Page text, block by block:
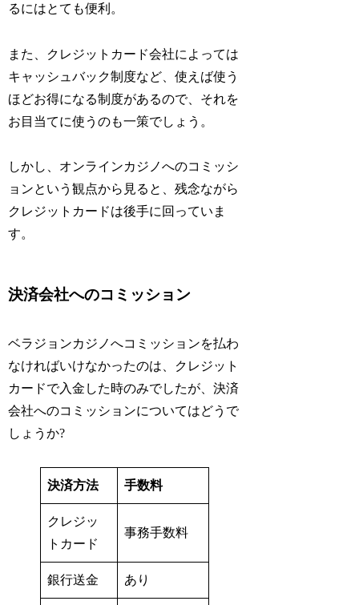
るにはとても便利。
また、クレジットカード会社によっては
キャッシュバック制度など、使えば使う
ほどお得になる制度があるので、それを
お目当てに使うのも一策でしょう。
しかし、オンラインカジノへのコミッシ
ョンという観点から見ると、残念ながら
クレジットカードは後手に回っていま
す。
決済会社へのコミッション
ベラジョンカジノへコミッションを払わ
なければいけなかったのは、クレジット
カードで入金した時のみでしたが、決済
会社へのコミッションについてはどうで
しょうか?
決済方法 手数料
クレジッ
トカード
事務手数料
銀行送金 あり